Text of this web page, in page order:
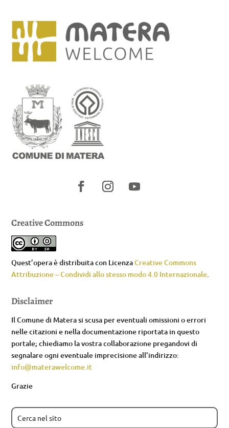
Creative Commons
Quest’opera è distribuita con LicenzaCreative Commons
Attribuzione – Condividi allo stesso modo 4.0 Internazionale
Disclaimer
Il Comune di Matera si scusa per eventuali omissioni o errori
nelle citazioni e nella documentazione riportata in questo
portale; chiediamo la vostra collaborazione pregandovi di
segnalare ogni eventuale imprecisione all’indirizzo:
info@materawelcome.it
Grazie